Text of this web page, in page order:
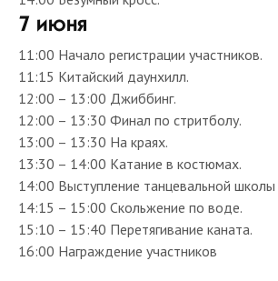
7 июня
11:00 Начало регистрации участников.
11:15 Китайский даунхилл.
12:00 – 13:00 Джиббинг.
12:00 – 13:30 Финал по стритболу.
13:00 – 13:30 На краях.
13:30 – 14:00 Катание в костюмах.
14:00 Выступление танцевальной
14:15 – 15:00 Скольжение по воде.
15:10 – 15:40 Перетягивание каната.
16:00 Награждение участников